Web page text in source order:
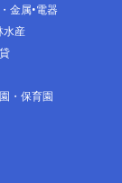
金属 電器
水産
・保育園